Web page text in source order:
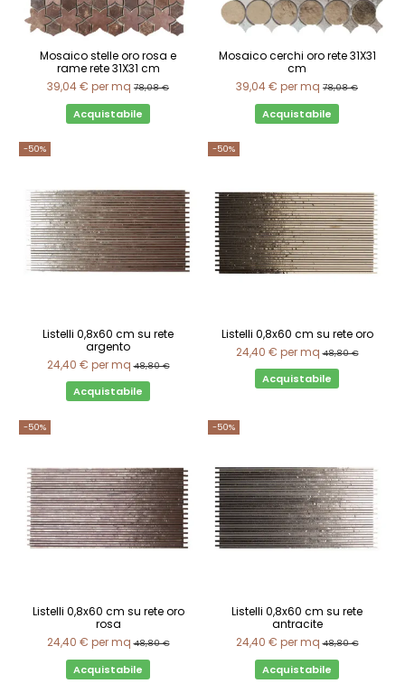
Mosaico stelle oro rosa e
rame rete 31X31 cm
39,04 € per mq 78,08 €
Acquistabile
Mosaico cerchi oro rete 31X31
cm
39,04 € per mq 78,08 €
Acquistabile
-50%
Listelli 0,8x60 cm su rete
argento
24,40 € per mq 48,80 €
Acquistabile
-50%
Listelli 0,8x60 cm su rete oro
24,40 € per mq 48,80 €
Acquistabile
-50%
Listelli 0,8x60 cm su rete oro
rosa
24,40 € per mq 48,80 €
Acquistabile
-50%
Listelli 0,8x60 cm su rete
antracite
24,40 € per mq 48,80 €
Acquistabile